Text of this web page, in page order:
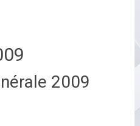
2009